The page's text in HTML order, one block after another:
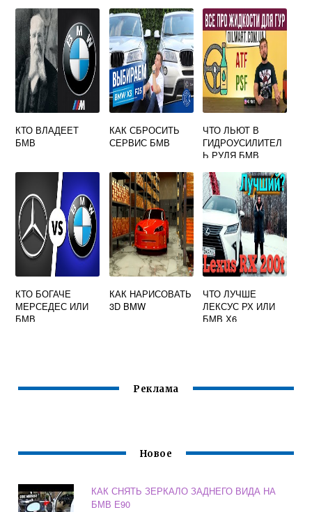
КТО ВЛАДЕЕТ
БМВ
КАК СБРОСИТЬ
СЕРВИС БМВ
ЧТО ЛЬЮТ В
ГИДРОУСИЛИТЕЛ
Ь РУЛЯ БМВ
КТО БОГАЧЕ
МЕРСЕДЕС ИЛИ
БМВ
КАК НАРИСОВАТЬ
3D BMW
ЧТО ЛУЧШЕ
ЛЕКСУС РХ ИЛИ
БМВ Х6
Реклама
Новое
КАК СНЯТЬ ЗЕРКАЛО ЗАДНЕГО ВИДА НА
БМВ Е90